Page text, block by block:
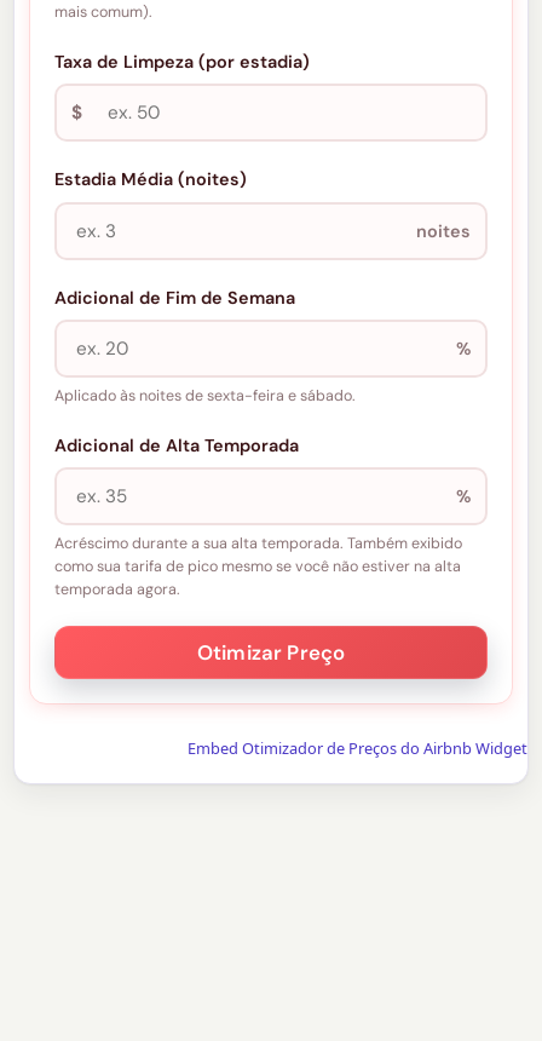
mais comum).
Taxa de Limpeza (por estadia)
$
Estadia Média (noites)
noites
Adicional de Fim de Semana
%
Aplicado às noites de sexta-feira e sábado.
Adicional de Alta Temporada
%
Acréscimo durante a sua alta temporada. Também exibido
como sua tarifa de pico mesmo se você não estiver na alta
temporada agora.
Embed Otimizador de Preços do Airbnb Widget